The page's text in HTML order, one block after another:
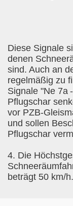
Diese Signale
denen
sind. Auch an
regelmäßig zu
Signale "Ne 7a
Pflugschar
vor PZB-
und sollen
Pflugschar
4. Die
beträgt 50 km/h.